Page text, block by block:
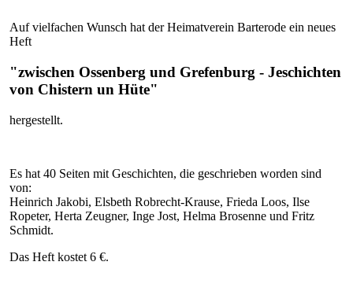
Auf vielfachen Wunsch hat der Heimatverein Barterode ein neues
Heft
"zwischen Ossenberg und Grefenburg - Jeschichten
von Chistern un Hüte"
hergestellt.
Es hat 40 Seiten mit Geschichten, die geschrieben worden sind
von:
Heinrich Jakobi, Elsbeth Robrecht-Krause, Frieda Loos, Ilse
Ropeter, Herta Zeugner, Inge Jost, Helma Brosenne und Fritz
Schmidt.
Das Heft kostet 6 €.